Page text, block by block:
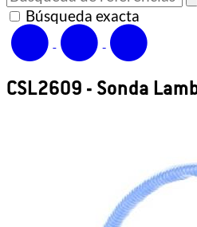
Búsqueda exacta
CSL2609 - Sonda